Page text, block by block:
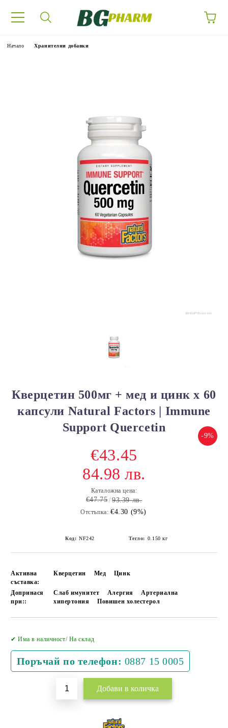
Начало Хранителни добавки
Кверцетин 500мг + мед и цинк х 60
капсули Natural Factors | Immune
Support Quercetin
-9%
€43.45
84.98 лв.
Каталожна цена:
€47.75 93.39 лв.
Отстъпка: €4.30 (9%)
Код: NF242 Тегло: 0.150 кг
Активна
съставка:
Кверцетин Мед Цинк
Допринася
при::
Слаб имунитет Алергия
Артериална
хипертония
Повишен холестерол
✔ Има в наличност/ На склад
Поръчай по телефон: 0887 15 0005